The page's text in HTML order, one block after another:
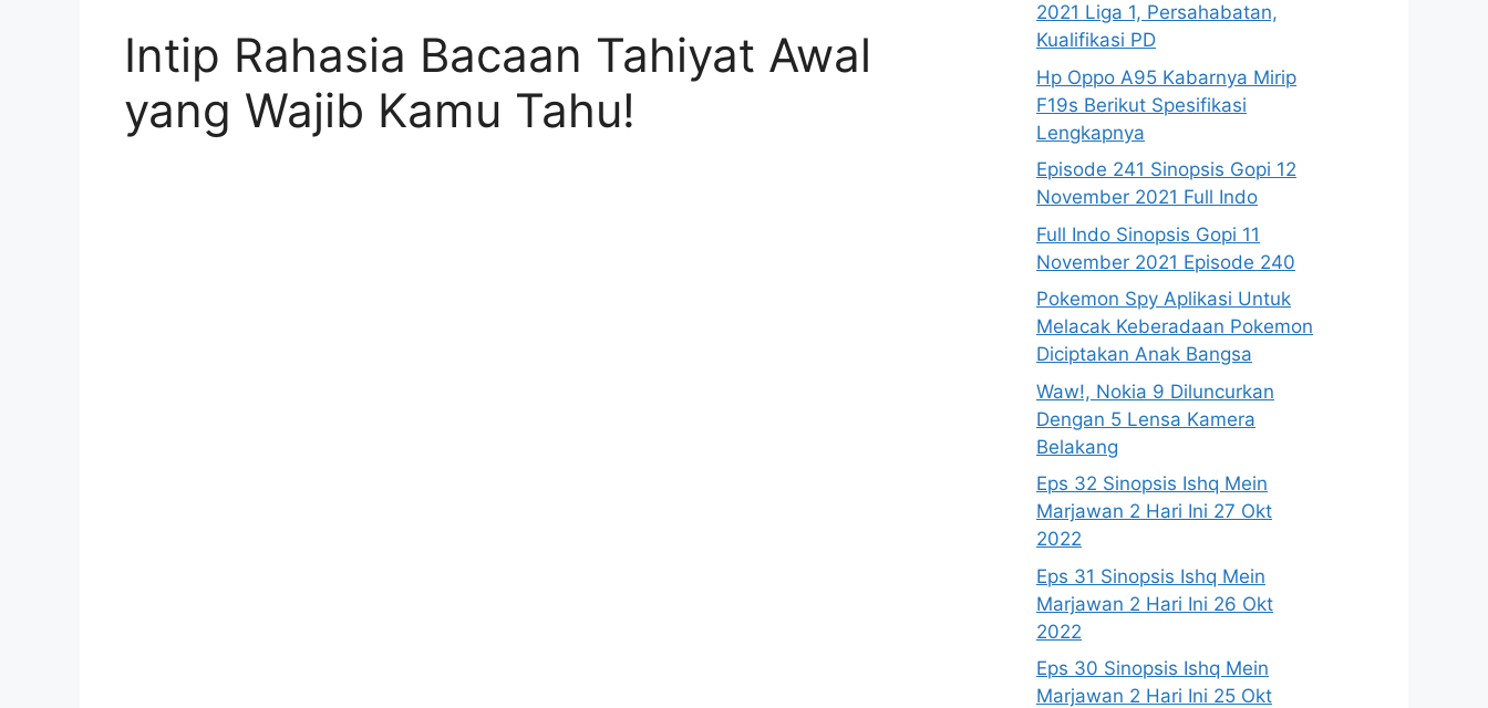
Intip Rahasia Bacaan Tahiyat Awal
yang Wajib Kamu Tahu!
2021 Liga 1, Persahabatan,
Kualifikasi PD
Hp Oppo A95 Kabarnya Mirip
F19s Berikut Spesifikasi
Lengkapnya
Episode 241 Sinopsis Gopi 12
November 2021 Full Indo
Full Indo Sinopsis Gopi 11
November 2021 Episode 240
Pokemon Spy Aplikasi Untuk
Melacak Keberadaan Pokemon
Diciptakan Anak Bangsa
Waw!, Nokia 9 Diluncurkan
Dengan 5 Lensa Kamera
Belakang
Eps 32 Sinopsis Ishq Mein
Marjawan 2 Hari Ini 27 Okt
2022
Eps 31 Sinopsis Ishq Mein
Marjawan 2 Hari Ini 26 Okt
2022
Eps 30 Sinopsis Ishq Mein
Marjawan 2 Hari Ini 25 Okt